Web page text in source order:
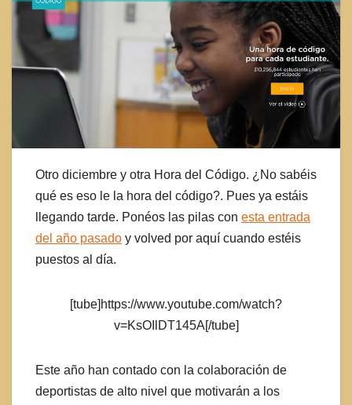
Otro diciembre y otra Hora del Código. ¿No sabéis
qué es eso le la hora del código?. Pues ya estáis
llegando tarde. Ponéos las pilas con esta entrada
del año pasado y volved por aquí cuando estéis
puestos al día.
[tube]https://www.youtube.com/watch?
v=KsOIlDT145A[/tube]
Este año han contado con la colaboración de
deportistas de alto nivel que motivarán a los